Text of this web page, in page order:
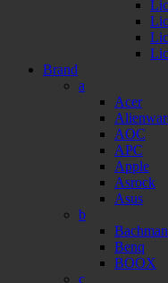
Brand
a
Acer
AOC
APC
Apple
Asrock
Asus
b
Benq
BOOX
c